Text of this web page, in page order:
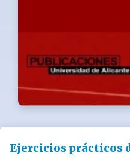
Ejercicios prácticos